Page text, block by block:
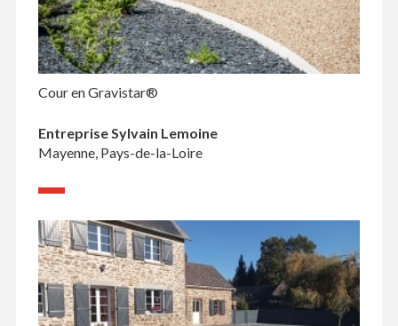
Cour en Gravistar®
Entreprise Sylvain Lemoine
Mayenne, Pays-de-la-Loire